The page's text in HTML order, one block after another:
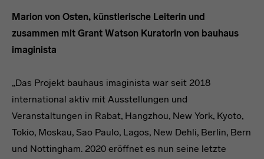
Marion von Osten, künstlerische Leiterin und
zusammen mit Grant Watson Kuratorin von bauhaus
imaginista
„Das Projekt bauhaus imaginista war seit 2018
international aktiv mit Ausstellungen und
Veranstaltungen in Rabat, Hangzhou, New York, Kyoto,
Tokio, Moskau, Sao Paulo, Lagos, New Dehli, Berlin, Bern
und Nottingham. 2020 eröffnet es nun seine letzte